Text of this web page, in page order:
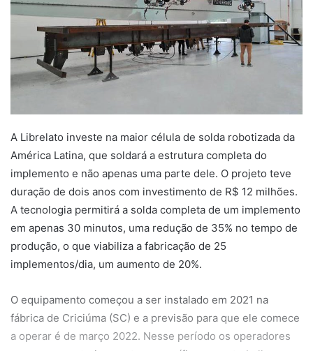
A Librelato investe na maior célula de solda robotizada da
América Latina, que soldará a estrutura completa do
implemento e não apenas uma parte dele. O projeto teve
duração de dois anos com investimento de R$ 12 milhões.
A tecnologia permitirá a solda completa de um implemento
em apenas 30 minutos, uma redução de 35% no tempo de
produção, o que viabiliza a fabricação de 25
implementos/dia, um aumento de 20%.
O equipamento começou a ser instalado em 2021 na
fábrica de Criciúma (SC) e a previsão para que ele comece
a operar é de março 2022. Nesse período os operadores